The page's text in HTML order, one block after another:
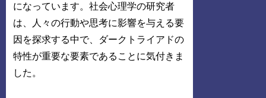
になっています。社会心理学の研究者
は、人々の行動や思考に影響を与える要
因を探求する中で、ダークトライアドの
特性が重要な要素であることに気付きま
した。